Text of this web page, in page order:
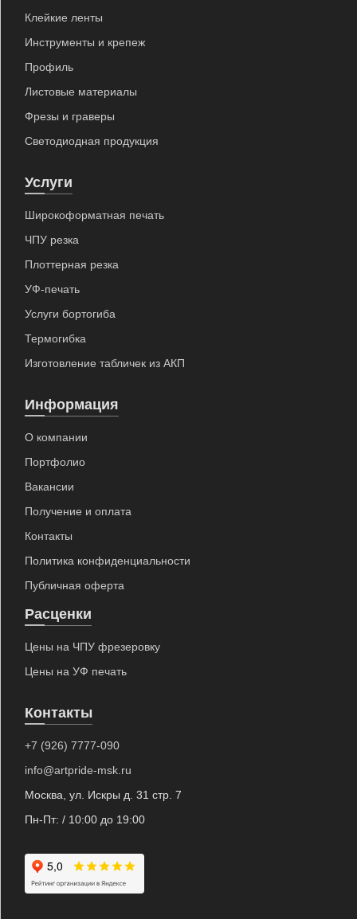
Клейкие ленты
Инструменты и крепеж
Профиль
Листовые материалы
Фрезы и граверы
Светодиодная продукция
Услуги
Широкоформатная печать
ЧПУ резка
Плоттерная резка
УФ-печать
Услуги бортогиба
Термогибка
Изготовление табличек из АКП
Информация
О компании
Портфолио
Вакансии
Получение и оплата
Контакты
Политика конфиденциальности
Публичная оферта
Расценки
Цены на ЧПУ фрезеровку
Цены на УФ печать
Контакты
+7 (926) 7777-090
info@artpride-msk.ru
Москва, ул. Искры д. 31 стр. 7
Пн-Пт: / 10:00 до 19:00